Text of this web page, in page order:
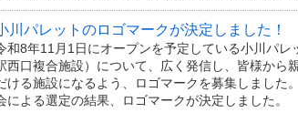
川パレットのロゴマークが決定しました！
和8年11月1日にオープンを予定している⼩川パレ
西口複合施設）について、広く発信し、皆様から
ける施設になるよう、ロゴマークを募集しました
による選定の結果、ロゴマークが決定しました。